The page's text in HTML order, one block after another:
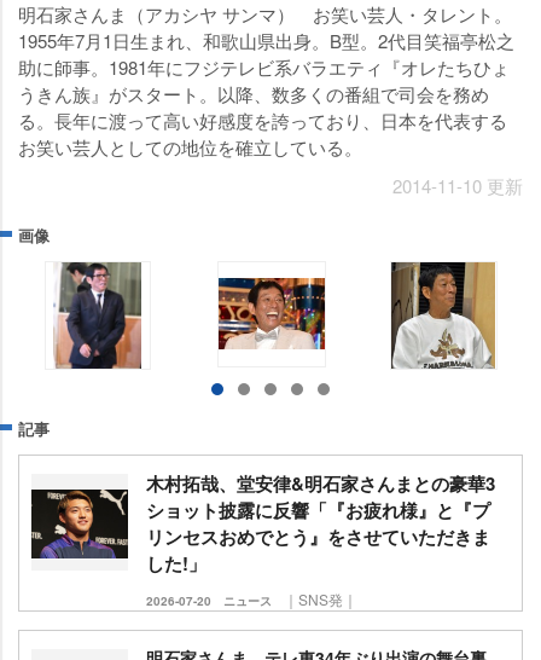
明石家さんま（アカシヤ サンマ） お笑い芸人・タレント。
1955年7月1日生まれ、和歌山県出身。B型。2代目笑福亭松之
助に師事。1981年にフジテレビ系バラエティ『オレたちひょ
うきん族』がスタート。以降、数多くの番組で司会を務め
る。長年に渡って高い好感度を誇っており、日本を代表する
お笑い芸人としての地位を確立している。
2014-11-10 更新
画像
記事
木村拓哉、堂安律&明石家さんまとの豪華3
ショット披露に反響「『お疲れ様』と『プ
リンセスおめでとう』をさせていただきま
した!」
2026-07-20 ニュース ｜SNS発｜